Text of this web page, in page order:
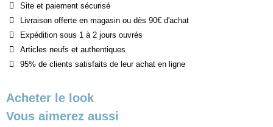
Site et paiement sécurisé
Livraison offerte en magasin ou dès 90€ d'achat
Expédition sous 1 à 2 jours ouvrés
Articles neufs et authentiques
95% de clients satisfaits de leur achat en ligne
Acheter le look
Vous aimerez aussi